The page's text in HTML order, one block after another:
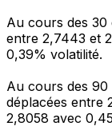
Au cours des 30
entre 2,7443 et
0,39% volatilité.
Au cours des 90
déplacées entre
2,8058 avec